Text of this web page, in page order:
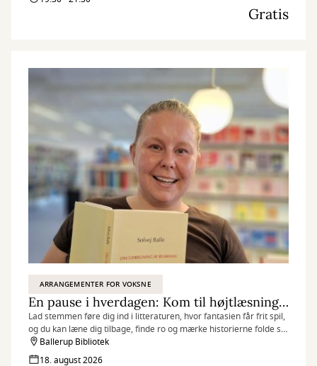
Gratis
ARRANGEMENTER FOR VOKSNE
En pause i hverdagen: Kom til højtlæsning og mærk historiernes nærvær
Lad stemmen føre dig ind i litteraturen, hvor fantasien får frit spil,
og du kan læne dig tilbage, finde ro og mærke historierne folde sig
ud. Ballerup Bibliotek
18. august 2026